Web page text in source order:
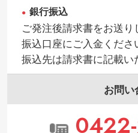
銀行振込
ご発注後請求書をお送
振込口座にご入金くださ
振込先は請求書に記載い
お問い